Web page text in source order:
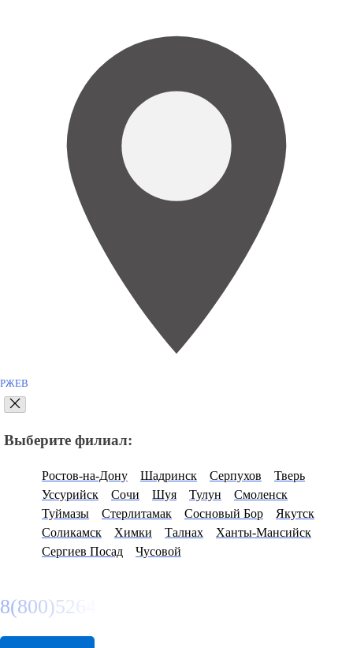
РЖЕВ
Выберите филиал:
Ростов-на-Дону Шадринск Серпухов
Тверь
Уссурийск
Сочи Шуя Тулун
Смоленск
Туймазы
Стерлитамак Сосновый Бор
Якутск
Соликамск
Химки Талнах
Ханты-Мансийск
Сергиев Посад
Чусовой
8(800)5264207